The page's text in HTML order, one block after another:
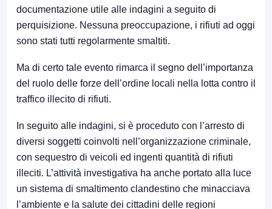
documentazione utile alle indagini a seguito di
perquisizione. Nessuna preoccupazione, i rifiuti ad oggi
sono stati tutti regolarmente smaltiti.
Ma di certo tale evento rimarca il segno dell’importanza
del ruolo delle forze dell’ordine locali nella lotta contro il
traffico illecito di rifiuti.
In seguito alle indagini, si è proceduto con l’arresto di
diversi soggetti coinvolti nell’organizzazione criminale,
con sequestro di veicoli ed ingenti quantità di rifiuti
illeciti. L’attività investigativa ha anche portato alla luce
un sistema di smaltimento clandestino che minacciava
l’ambiente e la salute dei cittadini delle regioni